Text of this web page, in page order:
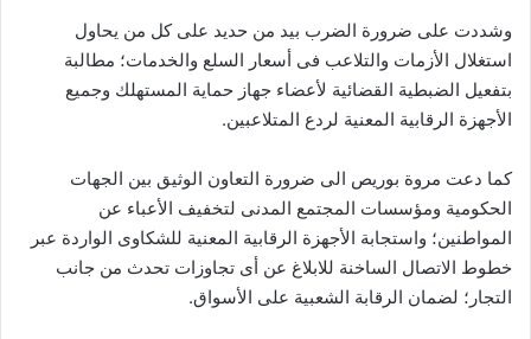
وشددت على ضرورة الضرب بيد من حديد على كل من يحاول
استغلال الأزمات والتلاعب فى أسعار السلع والخدمات؛ مطالبة
بتفعيل الضبطية القضائية لأعضاء جهاز حماية المستهلك وجميع
الأجهزة الرقابية المعنية لردع المتلاعبين.
كما دعت مروة بوريص الى ضرورة التعاون الوثيق بين الجهات
الحكومية ومؤسسات المجتمع المدنى لتخفيف الأعباء عن
المواطنين؛ واستجابة الأجهزة الرقابية المعنية للشكاوى الواردة عبر
خطوط الاتصال الساخنة للابلاغ عن أى تجاوزات تحدث من جانب
التجار؛ لضمان الرقابة الشعبية على الأسواق.